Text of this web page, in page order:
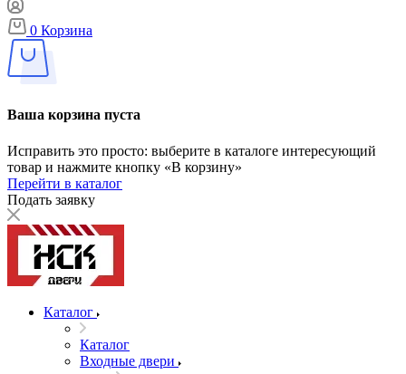
0 Корзина
Ваша корзина пуста
Исправить это просто: выберите в каталоге интересующий
товар и нажмите кнопку «В корзину»
Перейти в каталог
Подать заявку
Каталог
Каталог
Входные двери